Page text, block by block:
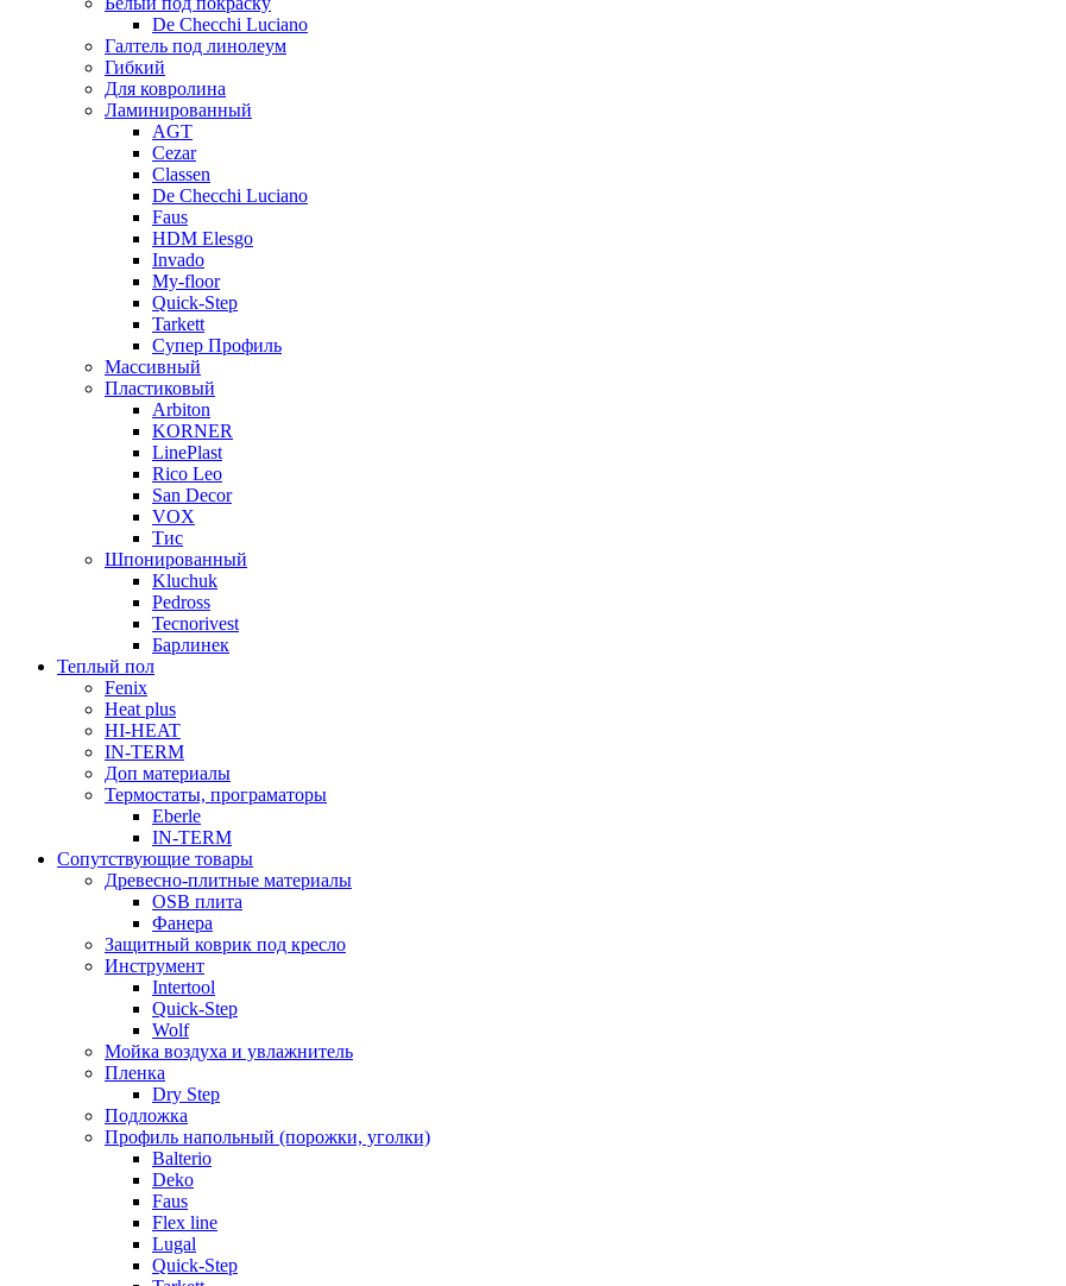
De Checchi Luciano
Галтель под линолеум
Гибкий
Для ковролина
Ламинированный
AGT
Cezar
Classen
De Checchi Luciano
Faus
HDM Elesgo
Invado
My-floor
Quick-Step
Tarkett
Супер Профиль
Массивный
Пластиковый
Arbiton
KORNER
LinePlast
Rico Leo
San Decor
VOX
Тис
Шпонированный
Kluchuk
Pedross
Tecnorivest
Барлинек
Теплый пол
Fenix
Heat plus
HI-HEAT
IN-TERM
Доп материалы
Термостаты, програматоры
Eberle
IN-TERM
Сопутствующие товары
Древесно-плитные материалы
OSB плита
Фанера
Защитный коврик под кресло
Инструмент
Intertool
Quick-Step
Wolf
Мойка воздуха и увлажнитель
Пленка
Dry Step
Подложка
Профиль напольный (порожки, уголки)
Balterio
Deko
Faus
Flex line
Lugal
Quick-Step